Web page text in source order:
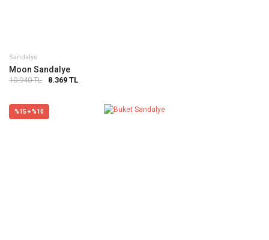
Sandalye
Moon Sandalye
10.940 TL 8.369 TL
%15 + %10